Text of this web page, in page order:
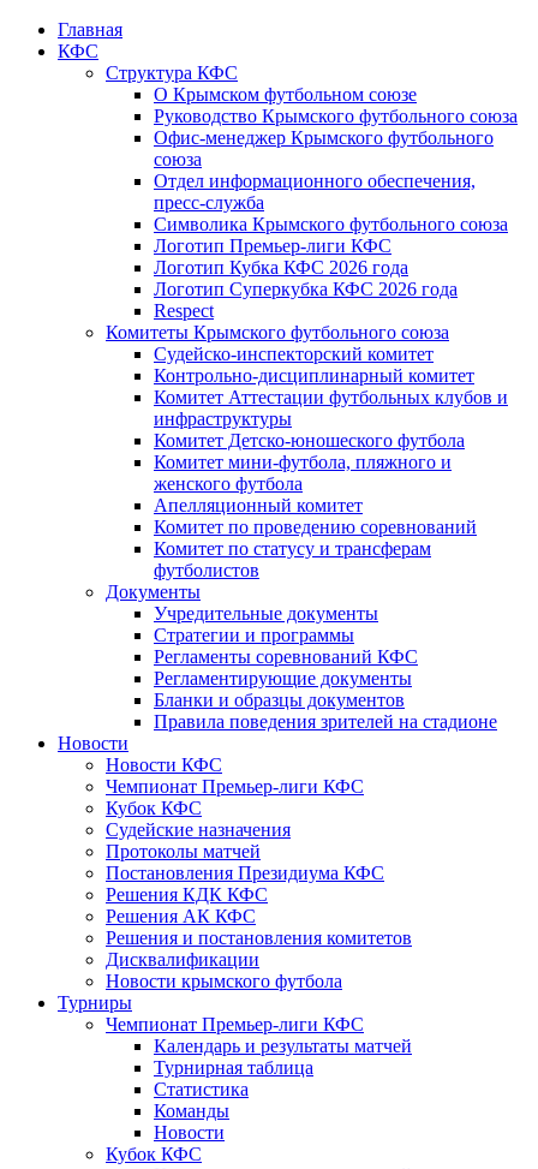
Главная
КФС
Структура КФС
О Крымском футбольном союзе
Руководство Крымского футбольного союза
Офис-менеджер Крымского футбольного
союза
Отдел информационного обеспечения,
пресс-служба
Символика Крымского футбольного союза
Логотип Премьер-лиги КФС
Логотип Кубка КФС 2026 года
Логотип Суперкубка КФС 2026 года
Respect
Комитеты Крымского футбольного союза
Судейско-инспекторский комитет
Контрольно-дисциплинарный комитет
Комитет Аттестации футбольных клубов и
инфраструктуры
Комитет Детско-юношеского футбола
Комитет мини-футбола, пляжного и
женского футбола
Апелляционный комитет
Комитет по проведению соревнований
Комитет по статусу и трансферам
футболистов
Документы
Учредительные документы
Стратегии и программы
Регламенты соревнований КФС
Регламентирующие документы
Бланки и образцы документов
Правила поведения зрителей на стадионе
Новости
Новости КФС
Чемпионат Премьер-лиги КФС
Кубок КФС
Судейские назначения
Протоколы матчей
Постановления Президиума КФС
Решения КДК КФС
Решения АК КФС
Решения и постановления комитетов
Дисквалификации
Новости крымского футбола
Турниры
Чемпионат Премьер-лиги КФС
Календарь и результаты матчей
Турнирная таблица
Статистика
Команды
Новости
Кубок КФС